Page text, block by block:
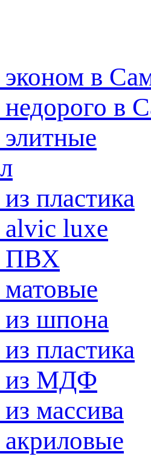
в
в
пластика
luxe
ПВХ
шпона
пластика
из МДФ
массива